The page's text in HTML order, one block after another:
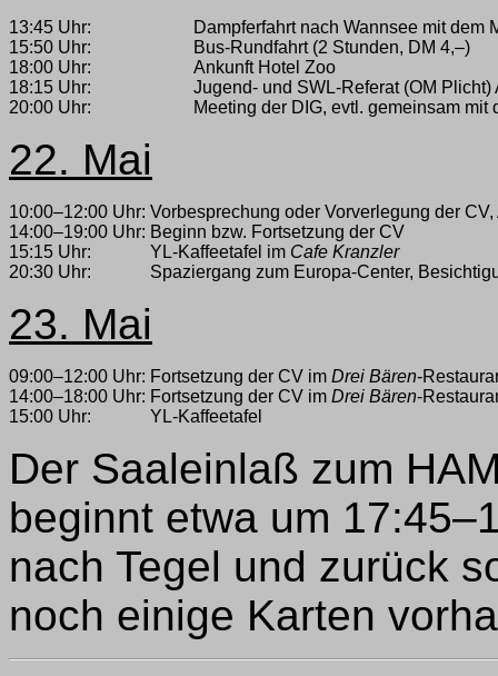
13:45 Uhr:
Dampferfahrt nach Wannsee mit dem
15:50 Uhr:
Bus-Rundfahrt (2 Stunden, DM 4,–)
18:00 Uhr:
Ankunft Hotel Zoo
18:15 Uhr:
Jugend- und SWL-Referat (OM
20:00 Uhr:
Meeting der DIG, evtl. gemeinsam
22. Mai
10:00–12:00 Uhr: Vorbesprechung oder Vorverlegung der
14:00–19:00 Uhr: Beginn bzw. Fortsetzung der CV
15:15 Uhr:
YL-Kaffeetafel im Cafe Kranzler
20:30 Uhr:
Spaziergang zum Europa-Center,
23. Mai
09:00–12:00 Uhr: Fortsetzung der CV im Drei Bären-
14:00–18:00 Uhr: Fortsetzung der CV im Drei Bären-
15:00 Uhr:
YL-Kaffeetafel
Der Saaleinlaß zum
beginnt etwa um
nach Tegel und zurück
noch einige Karten